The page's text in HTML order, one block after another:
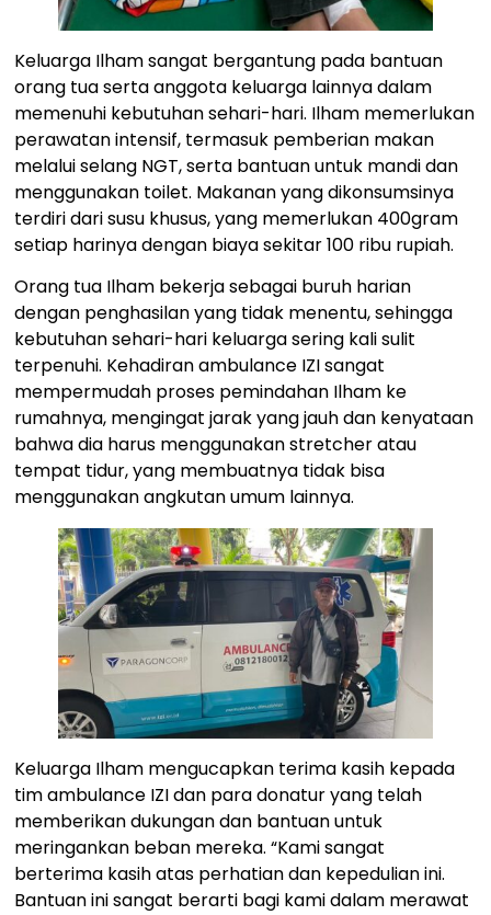
Keluarga Ilham sangat bergantung pada bantuan
orang tua serta anggota keluarga lainnya dalam
memenuhi kebutuhan sehari-hari. Ilham memerlukan
perawatan intensif, termasuk pemberian makan
melalui selang NGT, serta bantuan untuk mandi dan
menggunakan toilet. Makanan yang dikonsumsinya
terdiri dari susu khusus, yang memerlukan 400gram
setiap harinya dengan biaya sekitar 100 ribu rupiah.
Orang tua Ilham bekerja sebagai buruh harian
dengan penghasilan yang tidak menentu, sehingga
kebutuhan sehari-hari keluarga sering kali sulit
terpenuhi. Kehadiran ambulance IZI sangat
mempermudah proses pemindahan Ilham ke
rumahnya, mengingat jarak yang jauh dan kenyataan
bahwa dia harus menggunakan stretcher atau
tempat tidur, yang membuatnya tidak bisa
menggunakan angkutan umum lainnya.
Keluarga Ilham mengucapkan terima kasih kepada
tim ambulance IZI dan para donatur yang telah
memberikan dukungan dan bantuan untuk
meringankan beban mereka. “Kami sangat
berterima kasih atas perhatian dan kepedulian ini.
Bantuan ini sangat berarti bagi kami dalam merawat